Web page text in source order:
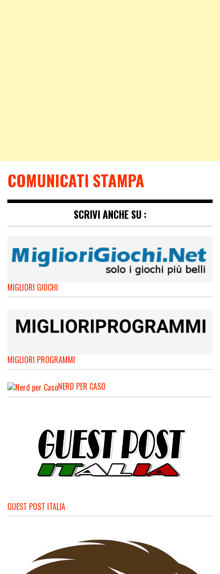
COMUNICATI STAMPA
SCRIVI ANCHE SU :
MIGLIORI GIOCHI
MIGLIORI PROGRAMMI
NERD PER CASO
GUEST POST ITALIA